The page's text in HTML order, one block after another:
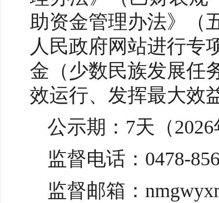
助资金管理办法》（
人民政府网站进行专
金（少数民族发展任
效运行、发挥最大效
公示期：7天（
监督电话：0478-
监督邮箱：